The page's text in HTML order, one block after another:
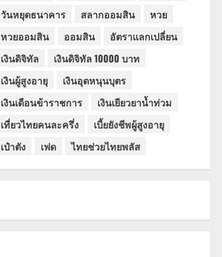
วันหยุดธนาคาร
สลากออมสิน
หวย
หวยออมสิน
ออมสิน
อัตราแลกเปลี่ยน
เงินดิจิทัล
เงินดิจิทัล 10000 บาท
เงินผู้สูงอายุ
เงินอุดหนุนบุตร
เงินเดือนข้าราชการ
เงินเยียวยาน้ำท่วม
เที่ยวไทยคนละครึ่ง
เบี้ยยังชีพผู้สูงอายุ
เป๋าตัง
เฟด ไทยช่วยไทยพลัส